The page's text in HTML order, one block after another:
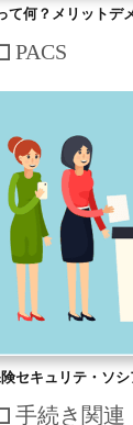
て何？メリットデ
PACS
セキュリテ・ソ
手続き関連